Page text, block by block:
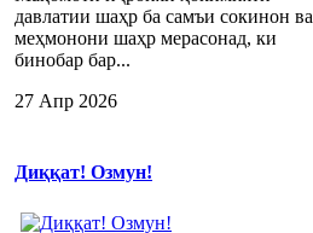
давлатии шаҳр ба самъи сокинон ва
меҳмонони шаҳр мерасонад, ки
бинобар бар...
27 Апр 2026
Диққат! Озмун!